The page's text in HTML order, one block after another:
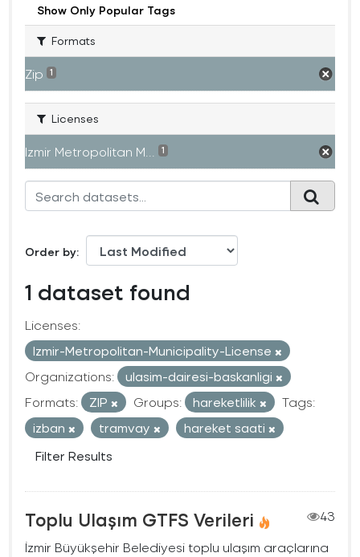
Show Only Popular Tags
Formats
Zip 1
Licenses
Izmir Metropolitan M... 1
Order by
1 dataset found
Licenses:
Izmir-Metropolitan-Municipality-License
Organizations:
ulasim-dairesi-baskanligi
Formats:
ZIP Groups: hareketlilik
Tags:
izban
tramvay
hareket saati
Filter Results
Toplu Ulaşım GTFS Verileri
43
İzmir Büyükşehir Belediyesi toplu ulaşım araçlarına